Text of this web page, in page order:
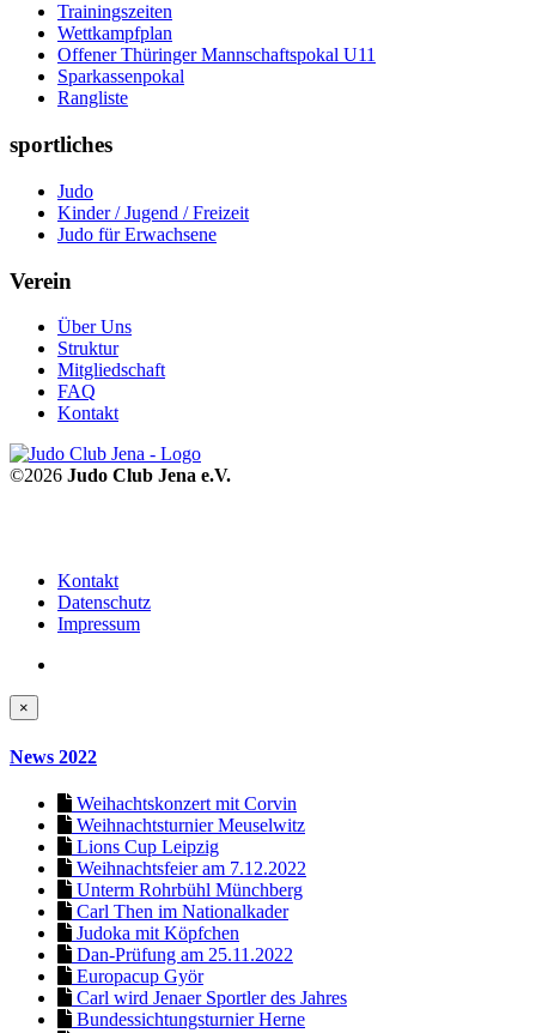
Trainingszeiten
Wettkampfplan
Offener Thüringer Mannschaftspokal U11
Sparkassenpokal
Rangliste
sportliches
Judo
Kinder / Jugend / Freizeit
Judo für Erwachsene
Verein
Über Uns
Struktur
Mitgliedschaft
FAQ
Kontakt
©2026 Judo Club Jena e.V.
Kontakt
Datenschutz
Impressum
×
News 2022
Weihachtskonzert mit Corvin
Weihnachtsturnier Meuselwitz
Lions Cup Leipzig
Weihnachtsfeier am 7.12.2022
Unterm Rohrbühl Münchberg
Carl Then im Nationalkader
Judoka mit Köpfchen
Dan-Prüfung am 25.11.2022
Europacup Györ
Carl wird Jenaer Sportler des Jahres
Bundessichtungsturnier Herne